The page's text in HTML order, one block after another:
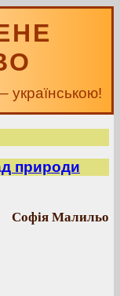
українською!
природи
Софія Малильо